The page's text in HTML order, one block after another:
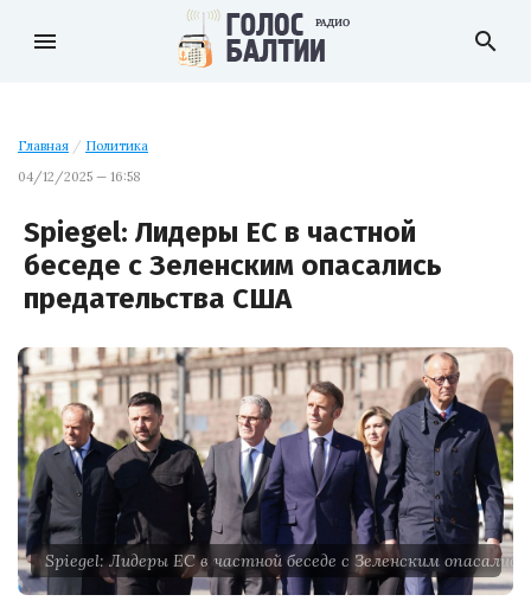
menu search
Главная / Политика
04/12/2025 — 16:58
Spiegel: Лидеры ЕС в частной
беседе с Зеленским опасались
предательства США
Spiegel: Лидеры ЕС в частной беседе с Зеленским